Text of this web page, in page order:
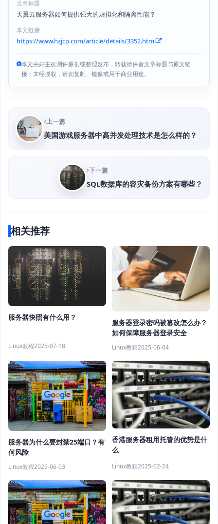
文章标题
天翼云服务器如何提供强大的虚拟化和隔离性能？
本文链接
https://www.hzjcp.com/article/details/3352.html
本文由好主机测评原创或整理发布，转载请保留文章标题与原文链
接；未经授权，请勿复制、镜像或用于商业用途。
上一篇
美国游戏服务器中高并发处理技术是怎么样的？
下一篇
SQL数据库的容灾备份方案有哪些？
相关推荐
服务器快照有什么用？
Linux教程2025-07-18
服务器登录密码被篡改怎么办？
如何保障服务器登录安全
Linux教程2025-06-04
服务器为什么要封禁25端口？有
何风险
Linux教程2025-06-03
香港服务器租用托管的优势是什
么
Linux教程2025-02-24